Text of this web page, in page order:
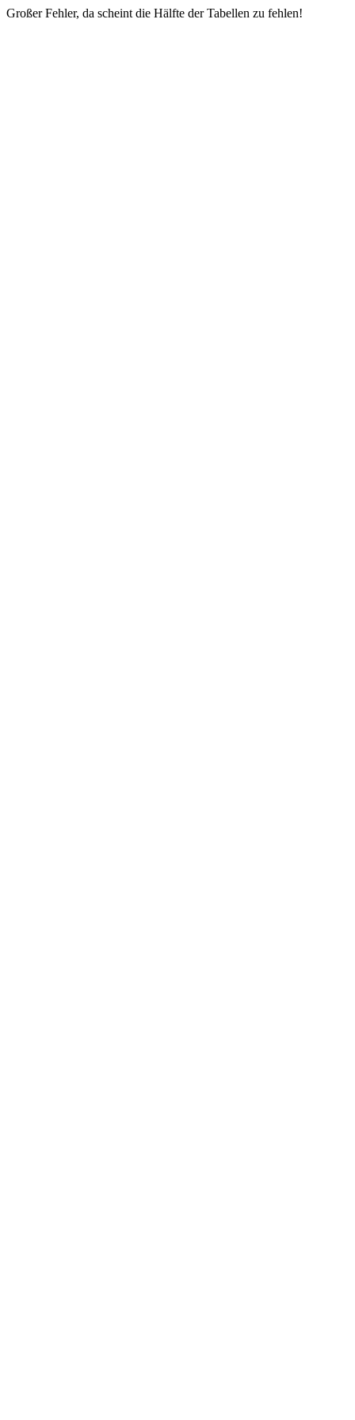
Großer Fehler, da scheint die Hälfte der Tabellen zu fehlen!